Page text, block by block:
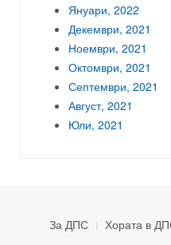
Януари, 2022
Декември, 2021
Ноември, 2021
Октомври, 2021
Септември, 2021
Август, 2021
Юли, 2021
За ДПС Хората в